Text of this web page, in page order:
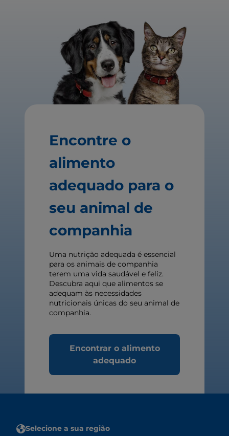
Encontre o
alimento
adequado para o
seu animal de
companhia
Uma nutrição adequada é essencial
para os animais de companhia
terem uma vida saudável e feliz.
Descubra aqui que alimentos se
adequam às necessidades
nutricionais únicas do seu animal de
companhia.
Encontrar o alimento
adequado
Selecione a sua região